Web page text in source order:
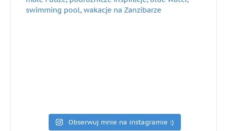
Obserwuj mnie na instagramie :)